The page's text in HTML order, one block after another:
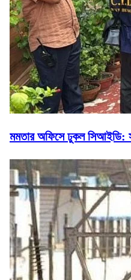
মমতার অফিসে ঢুকল সিআইডি: